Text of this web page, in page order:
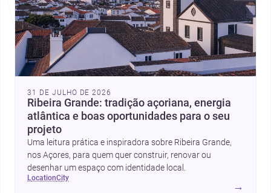
31 DE JULHO DE 2026
Ribeira Grande: tradição açoriana, energia
atlântica e boas oportunidades para o seu
projeto
Uma leitura prática e inspiradora sobre Ribeira Grande,
nos Açores, para quem quer construir, renovar ou
desenhar um espaço com identidade local.
location city
→